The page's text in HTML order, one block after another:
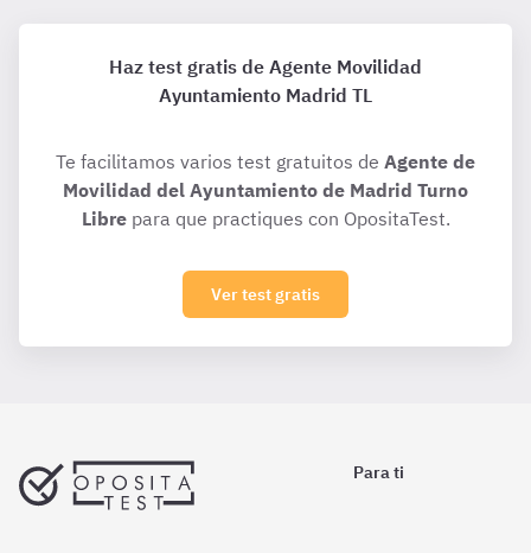
Haz test gratis de Agente Movilidad
Ayuntamiento Madrid TL
Te facilitamos varios test gratuitos de Agente de
Movilidad del Ayuntamiento de Madrid Turno
Librepara que practiques con OpositaTest.
Ver test gratis
Para ti